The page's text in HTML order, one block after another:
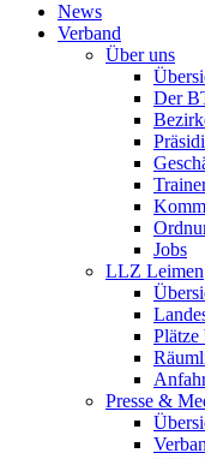
News
Verband
Über uns
Der
Jobs
LLZ Leimen
Plätze
Presse &